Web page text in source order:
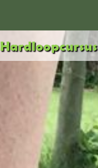
Hardloopcursus